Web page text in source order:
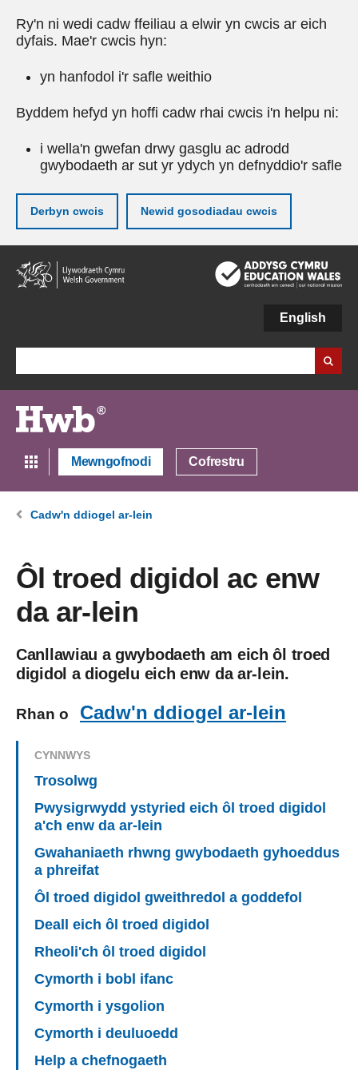
Ry'n ni wedi cadw ffeiliau a elwir yn cwcis ar eich
dyfais. Mae'r cwcis hyn:
yn hanfodol i'r safle weithio
Byddem hefyd yn hoffi cadw rhai cwcis i'n helpu ni:
i wella'n gwefan drwy gasglu ac adrodd
gwybodaeth ar sut yr ydych yn defnyddio'r safle
Derbyn cwcis Newid gosodiadau cwcis
Neidio
i'r
prif
English
Mewngofnodi Cofrestru
Cadw'n ddiogel ar-lein
Ôl troed digidol ac enw
da ar-lein
Canllawiau a gwybodaeth am eich ôl troed
digidol a diogelu eich enw da ar-lein.
Rhan o Cadw'n ddiogel ar-lein
CYNNWYS
Trosolwg
Pwysigrwydd ystyried eich ôl troed digidol
a'ch enw da ar-lein
Gwahaniaeth rhwng gwybodaeth gyhoeddus
a phreifat
Ôl troed digidol gweithredol a goddefol
Deall eich ôl troed digidol
Rheoli'ch ôl troed digidol
Cymorth i bobl ifanc
Cymorth i ysgolion
Cymorth i deuluoedd
Help a chefnogaeth